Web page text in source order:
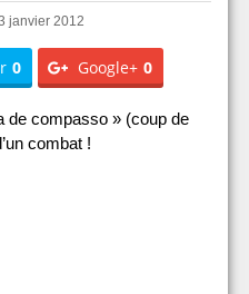
janvier 2012
0 Google+ 0
de compasso » (coup de
combat !